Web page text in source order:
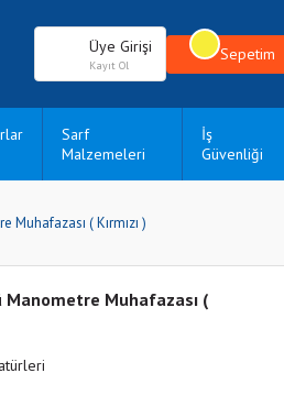
Üye Girişi
Kayıt Ol
Sepetim
Sarf
Malzemeleri
İş
Güvenliği
Muhafazası ( Kırmızı )
Manometre Muhafazası (